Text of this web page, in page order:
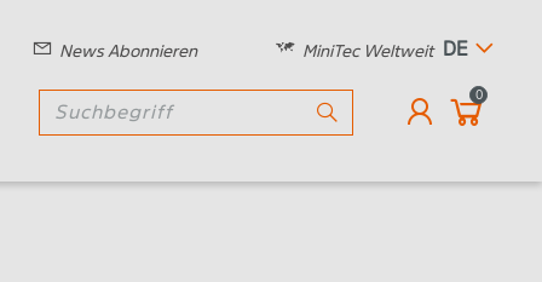
News Abonnieren MiniTec Weltweit DE
0